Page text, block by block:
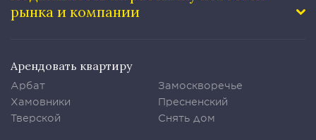
рынка и компании
Арендовать квартиру
Арбат
Хамовники
Тверской
Замоскворечье
Пресненский
Снять дом